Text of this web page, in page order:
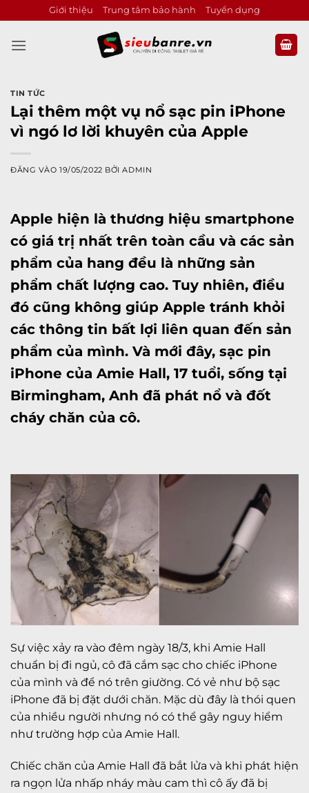
qua
nội
Giới thiệu Trung tâm bảo hành Tuyển dụng
TIN TỨC
Lại thêm một vụ nổ sạc pin iPhone
vì ngó lơ lời khuyên của Apple
ĐĂNG VÀO19/05/2022 BỞIADMIN
Apple hiện là thương hiệu smartphone
có giá trị nhất trên toàn cầu và các sản
phẩm của hang đều là những sản
phẩm chất lượng cao. Tuy nhiên, điều
đó cũng không giúp Apple tránh khỏi
các thông tin bất lợi liên quan đến sản
phẩm của mình. Và mới đây, sạc pin
iPhone của Amie Hall, 17 tuổi, sống tại
Birmingham, Anh đã phát nổ và đốt
cháy chăn của cô.
Sự việc xảy ra vào đêm ngày 18/3, khi Amie Hall
chuẩn bị đi ngủ, cô đã cắm sạc cho chiếc iPhone
của mình và để nó trên giường. Có vẻ như bộ sạc
iPhone đã bị đặt dưới chăn. Mặc dù đây là thói quen
của nhiều người nhưng nó có thể gây nguy hiểm
như trường hợp của Amie Hall.
Chiếc chăn của Amie Hall đã bắt lửa và khi phát hiện
ra ngọn lửa nhấp nháy màu cam thì cô ấy đã bị